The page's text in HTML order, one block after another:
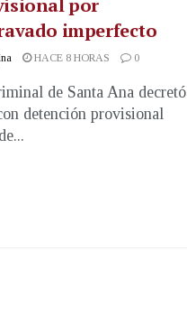
por
imperfecto
HACE 8 HORAS 0
de Santa Ana decretó
detención provisional